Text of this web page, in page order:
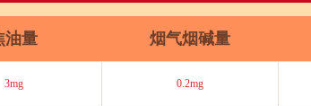
油量 烟气烟碱量
3mg 0.2mg